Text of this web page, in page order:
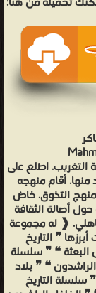
التغريب. اطلع على
أقام منهجه
التذوق. خاض
حول أصالة الثقافة
❰ له مجموعة
❞ التاريخ
البعثة ❝ ❞ سلسلة
الراشدون ❝ ❞ بلاد
التاريخ